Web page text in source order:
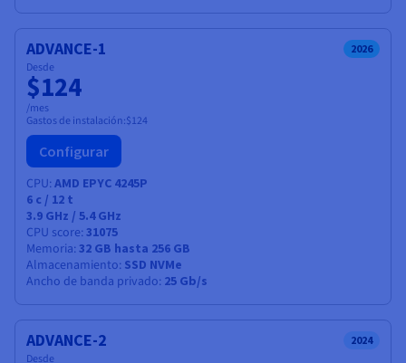
ADVANCE-1 2026
Desde
$124
/mes
Gastos de instalación:$124
Configurar
CPU AMD EPYC 4245P
6 c / 12 t
3.9 GHz / 5.4 GHz
CPU score 31075
Memoria 32 GB hasta 256 GB
Almacenamiento SSD NVMe
Ancho de banda privado 25 Gb/s
ADVANCE-2 2024
Desde